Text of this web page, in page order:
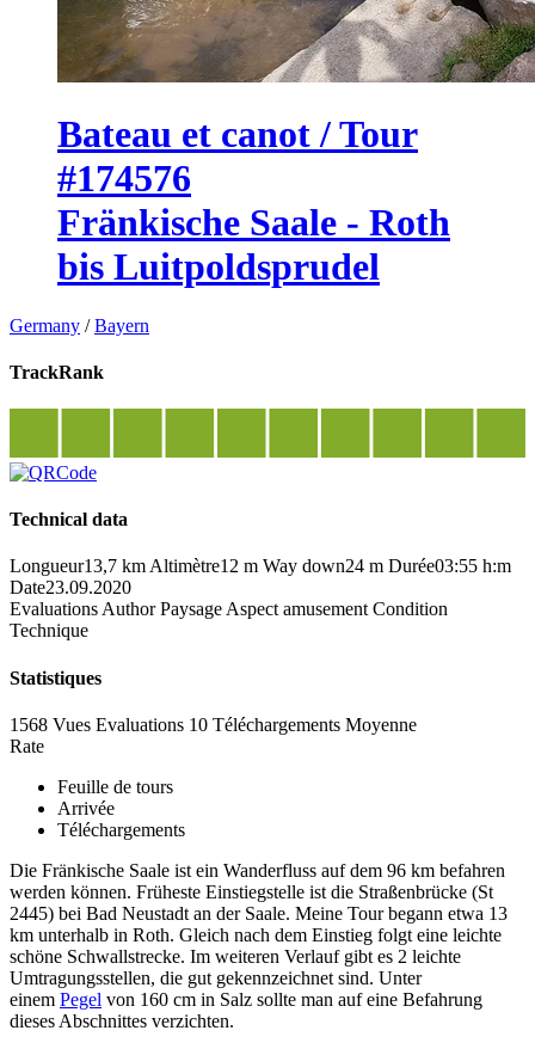
Bateau et canot / Tour
#174576
Fränkische Saale - Roth
bis Luitpoldsprudel
Germany /Bayern
TrackRank
Technical data
Longueur13,7 km Altimètre12 m Way down24 m Durée03:55 h:m
Date23.09.2020
Evaluations Author Paysage Aspect amusement Condition
Technique
Statistiques
1568 Vues Evaluations 10 Téléchargements Moyenne
Rate
Feuille de tours
Arrivée
Téléchargements
Die Fränkische Saale ist ein Wanderfluss auf dem 96 km befahren
werden können. Früheste Einstiegstelle ist die Straßenbrücke (St
2445) bei Bad Neustadt an der Saale. Meine Tour begann etwa 13
km unterhalb in Roth. Gleich nach dem Einstieg folgt eine leichte
schöne Schwallstrecke. Im weiteren Verlauf gibt es 2 leichte
Umtragungsstellen, die gut gekennzeichnet sind. Unter
einem Pegel von 160 cm in Salz sollte man auf eine Befahrung
dieses Abschnittes verzichten.